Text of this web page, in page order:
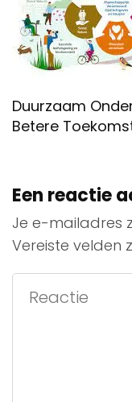
Duurzaam
Betere
Een reactie
Je e-mailadres
Vereiste velden